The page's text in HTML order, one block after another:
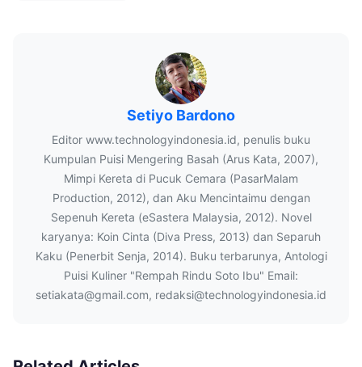
Setiyo Bardono
Editor www.technologyindonesia.id, penulis buku
Kumpulan Puisi Mengering Basah (Arus Kata, 2007),
Mimpi Kereta di Pucuk Cemara (PasarMalam
Production, 2012), dan Aku Mencintaimu dengan
Sepenuh Kereta (eSastera Malaysia, 2012). Novel
karyanya: Koin Cinta (Diva Press, 2013) dan Separuh
Kaku (Penerbit Senja, 2014). Buku terbarunya, Antologi
Puisi Kuliner "Rempah Rindu Soto Ibu" Email:
setiakata@gmail.com, redaksi@technologyindonesia.id